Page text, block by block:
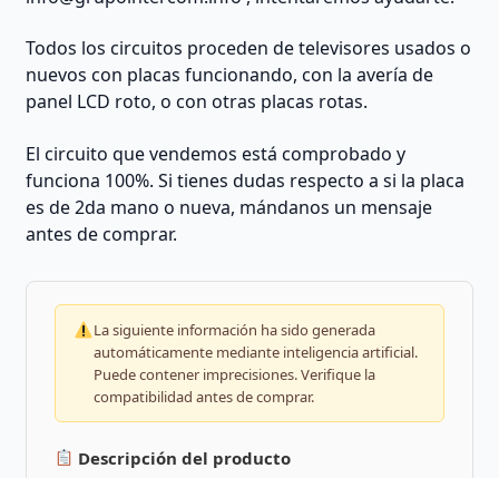
Todos los circuitos proceden de televisores usados o
nuevos con placas funcionando, con la avería de
panel LCD roto, o con otras placas rotas.
El circuito que vendemos está comprobado y
funciona 100%. Si tienes dudas respecto a si la placa
es de 2da mano o nueva, mándanos un mensaje
antes de comprar.
La siguiente información ha sido generada
automáticamente mediante inteligencia artificial.
Puede contener imprecisiones. Verifique la
compatibilidad antes de comprar.
Descripción del producto